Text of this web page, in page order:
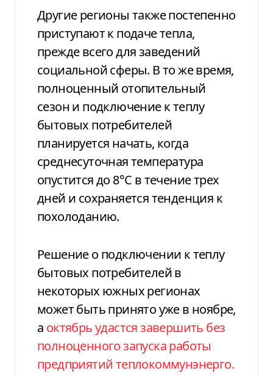
Другие регионы также постепенно
приступают к подаче тепла,
прежде всего для заведений
социальной сферы. В то же время,
полноценный отопительный
сезон и подключение к теплу
бытовых потребителей
планируется начать, когда
среднесуточная температура
опустится до 8°C в течение трех
дней и сохраняется тенденция к
похолоданию.
Решение о подключении к теплу
бытовых потребителей в
некоторых южных регионах
может быть принято уже в ноябре,
а октябрь удастся завершить без
полноценного запуска работы
предприятий теплокоммунэнерго.